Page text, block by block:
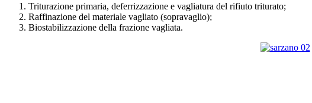
Triturazione primaria, deferrizzazione e vagliatura del rifiuto triturato;
Raffinazione del materiale vagliato (sopravaglio);
Biostabilizzazione della frazione vagliata.